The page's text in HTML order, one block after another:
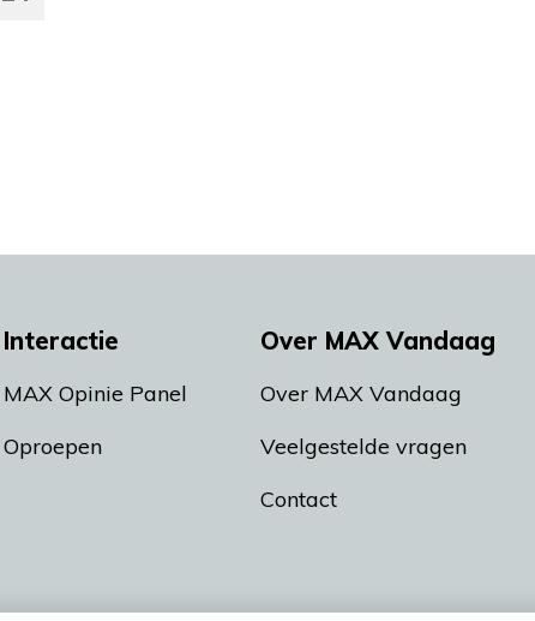
Interactie
MAX Opinie Panel
Oproepen
Over MAX Vandaag
Over MAX Vandaag
Veelgestelde vragen
Contact